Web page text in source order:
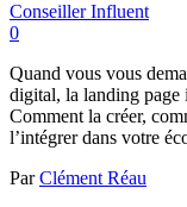
Conseiller Influent
0
Quand vous vous
digital, la landing page
Comment la créer,
l’intégrer dans votre
ParClément Réau